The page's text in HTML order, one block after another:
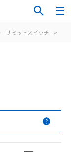
リミットスイッチ >